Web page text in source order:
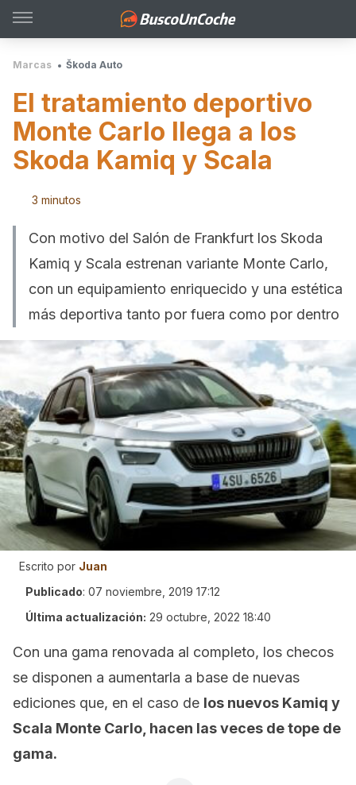
Marcas Škoda Auto
El tratamiento deportivo
Monte Carlo llega a los
Skoda Kamiq y Scala
3 minutos
Con motivo del Salón de Frankfurt los Skoda
Kamiq y Scala estrenan variante Monte Carlo,
con un equipamiento enriquecido y una estética
más deportiva tanto por fuera como por dentro
Escrito por Juan
Publicado: 07 noviembre, 2019 17:12
Última actualización: 29 octubre, 2022 18:40
Con una gama renovada al completo, los checos
se disponen a aumentarla a base de nuevas
ediciones que, en el caso de los nuevos Kamiq y
Scala Monte Carlo, hacen las veces de tope de
gama.